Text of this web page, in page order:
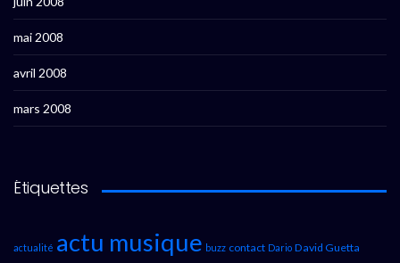
mai 2008
avril 2008
mars 2008
Étiquettes
actualité actu musique buzz contact Dario David Guetta